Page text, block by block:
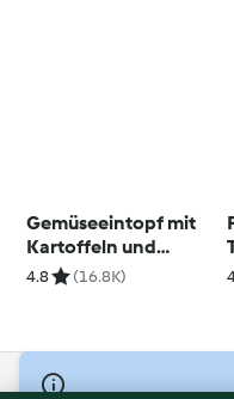
Gemüseeintopf mit
Kartoffeln und
Würstchen
4.8 (16.8K)
© Copyright 2021-2023 福